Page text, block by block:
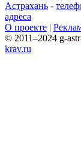
Астрахань -
адреса
О проекте |
© 2011–2024 g-
krav.ru